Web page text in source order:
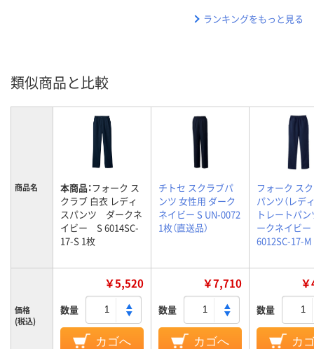
ランキングをもっと見る
類似商品と比較
商品名 本商品：フォーク ス
クラブ 白衣 レディ
スパンツ ダークネ
イビー S 6014SC-
17-S 1枚
チトセ スクラブパ
ンツ 女性用 ダーク
ネイビー S UN-0072
1枚（直送品）
フォーク ス
パンツ（レデ
トレートパン
ークネイビー
6012SC-17-
価格
(税込)
￥5,520
数量
カゴへ
￥7,710
数量
カゴへ
数量
カ